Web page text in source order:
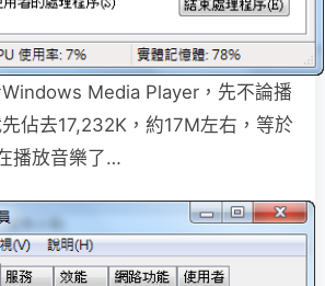
Media Player，先不論播
佔去17,232K，約17M左右，等於
播放音樂了…